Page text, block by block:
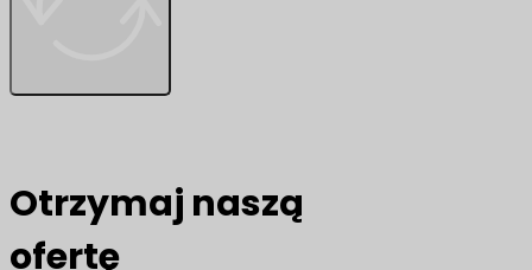
Otrzymaj naszą
ofertę